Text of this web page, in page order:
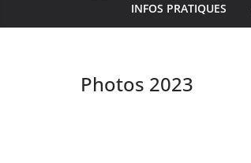
INFOS PRATIQUES
Photos 2023